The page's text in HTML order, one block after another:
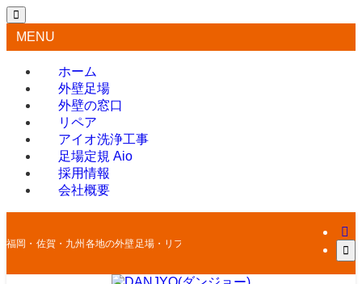
MENU
ホーム
外壁足場
外壁の窓口
リペア
アイオ洗浄工事
足場定規 Aio
採用情報
会社概要
福岡・佐賀・九州各地の外壁足場・リフォームはお任せください